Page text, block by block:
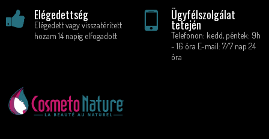
Elégedettség
Elégedett vagy visszatérített
hozam 14 napig elfogadott
Ügyfélszolgálat
tetején
Telefonon: kedd, péntek: 9h
- 16 óra E-mail: 7/7 nap 24
óra